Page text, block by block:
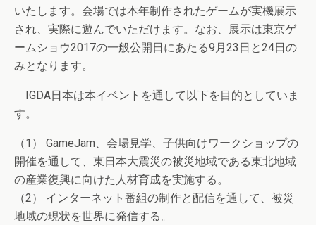
いたします。会場では本年制作されたゲームが実機展示
され、実際に遊んでいただけます。なお、展示は東京ゲ
ームショウ2017の一般公開日にあたる9月23日と24日の
みとなります。
IGDA日本は本イベントを通して以下を目的としていま
す。
（1） GameJam、会場見学、子供向けワークショップの
開催を通して、東日本大震災の被災地域である東北地域
の産業復興に向けた人材育成を実施する。
（2） インターネット番組の制作と配信を通して、被災
地域の現状を世界に発信する。